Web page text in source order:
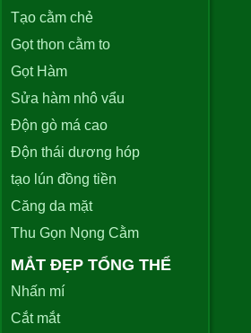
Tạo cằm chẻ
Gọt thon cằm to
Gọt Hàm
Sửa hàm nhô vẩu
Độn gò má cao
Độn thái dương hóp
tạo lún đồng tiền
Căng da mặt
Thu Gọn Nọng Cằm
MẮT ĐẸP TỔNG THỂ
Nhấn mí
Cắt mắt